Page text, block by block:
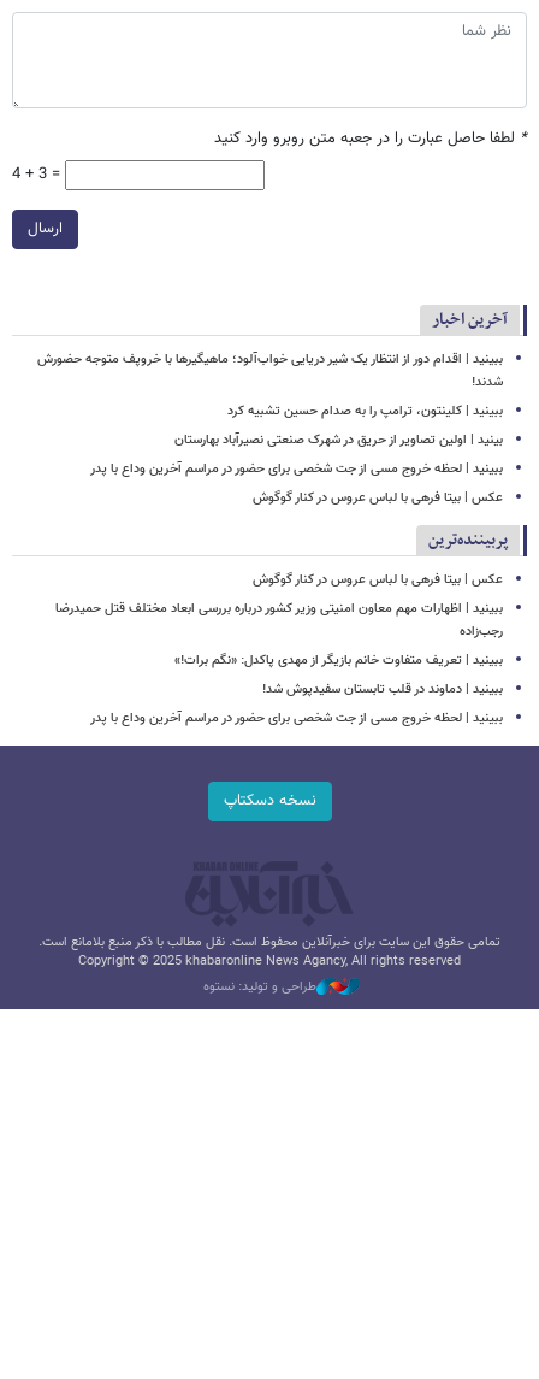
* لطفا حاصل عبارت را در جعبه متن روبرو وارد کنید
4 + 3 =
ارسال
آخرین اخبار
ببینید | اقدام دور از انتظار یک شیر دریایی خواب‌آلود؛ ماهیگیرها با خروپف متوجه حضورش
شدند!
ببینید | کلینتون، ترامپ را به صدام حسین تشبیه کرد
بینید | اولین تصاویر از حریق در شهرک صنعتی نصیرآباد بهارستان
ببینید | لحظه خروج مسی از جت شخصی برای حضور در مراسم آخرین وداع با پدر
عکس | بیتا فرهی با لباس عروس در کنار گوگوش
پربیننده‌ترین
عکس | بیتا فرهی با لباس عروس در کنار گوگوش
ببینید | اظهارات مهم معاون امنیتی وزیر کشور درباره بررسی ابعاد مختلف قتل حمیدرضا
رجب‌زاده
ببینید | تعریف متفاوت خانم بازیگر از مهدی پاکدل: «نگم برات!»
ببینید | دماوند در قلب تابستان سفیدپوش شد!
ببینید | لحظه خروج مسی از جت شخصی برای حضور در مراسم آخرین وداع با پدر
نسخه دسکتاپ
تمامی حقوق این سایت برای خبرآنلاین محفوظ است. نقل مطالب با ذکر منبع بلامانع است.
Copyright © 2025 khabaronline News Agancy, All rights reserved
طراحی و تولید: نستوه